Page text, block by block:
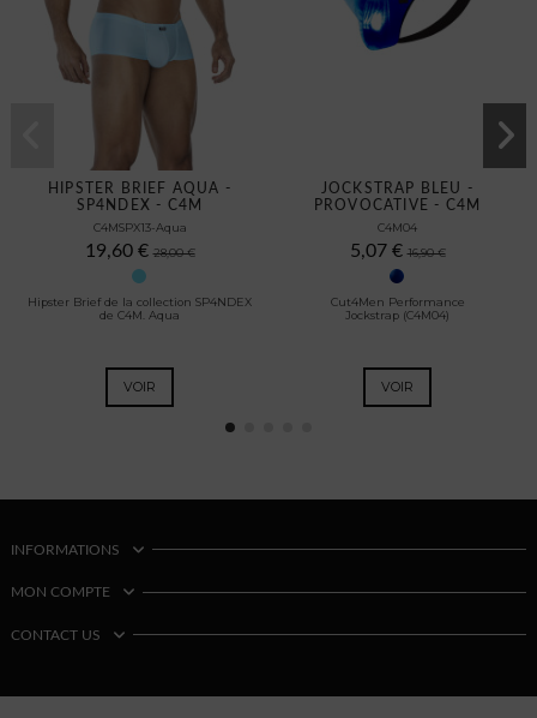
HIPSTER BRIEF AQUA -
SP4NDEX - C4M
C4MSPX13-Aqua
19,60 €28,00 €
Hipster Brief de la collection SP4NDEX
de C4M. Aqua
VOIR
JOCKSTRAP BLEU -
PROVOCATIVE - C4M
C4M04
5,07 €16,90 €
Cut4Men Performance
Jockstrap (C4M04)
VOIR
INFORMATIONS
MON COMPTE
CONTACT US